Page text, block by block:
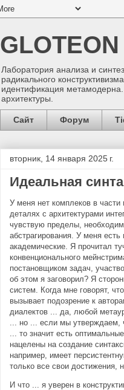
Лаборатория анализа и
радикального
идентификация
архитектуры.
Сайт Форум
вторник, 14 января 2025 г.
Идеальная
У меня нет комплеков в
деталях с архитектурами
чувствую пределы,
абстрагирования. У меня
академические. Я прочитал
конвенционального
постановщиком задач,
об этом я заговорил? Я
систем. Когда мне говорят,
вызывает подозрение к
диалектов ... да, любой
... но ... если мы
... то значит есть
нацелены на создание
например, имеет
только все свои достижения,
И что ... я уверен в